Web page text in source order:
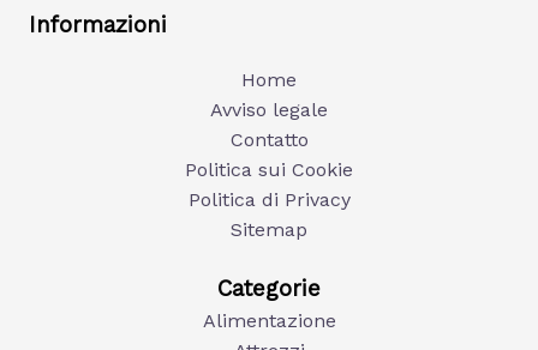
Informazioni
Home
Avviso legale
Contatto
Politica sui Cookie
Politica di Privacy
Sitemap
Categorie
Alimentazione